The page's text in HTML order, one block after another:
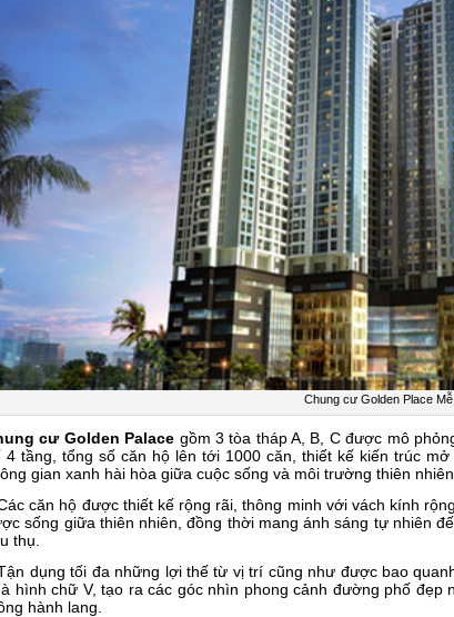
Chung cư Golden Place
cư Golden Palace gồm 3 tòa tháp A, B, C được mô
4 tầng, tổng số căn hộ lên tới 1000 căn, thiết kế kiến trúc
gian xanh hài hòa giữa cuộc sống và môi trường thiên nhiên.
căn hộ được thiết kế rộng rãi, thông minh với vách kính
sống giữa thiên nhiên, đồng thời mang ánh sáng tự nhiên
thụ.
dụng tối đa những lợi thế từ vị trí cũng như được bao
hình chữ V, tạo ra các góc nhìn phong cảnh đường phố đẹp
hành lang.